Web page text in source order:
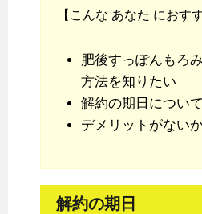
【こんな あなた におす
肥後すっぽんもろ
方法を知りたい
解約の期日につい
デメリットがない
解約の期日